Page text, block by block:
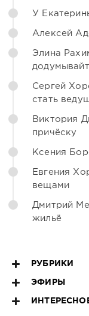
У
Алексей
Элина
Сергей
стать
Виктория
причёску
Ксения
Евгения
вещами
Дмитрий
жильё
РУБРИКИ
ЭФИРЫ